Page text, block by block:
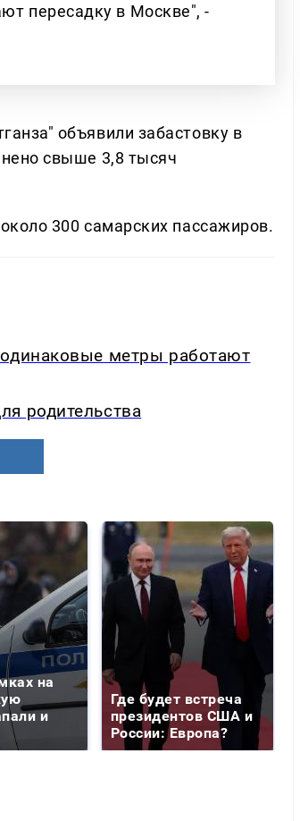
пересадку в Москве", -
объявили забастовку в
свыше 3,8 тысяч
300 самарских пассажиров.
метры работают
родительства
на
и
Где будет встреча
президентов США и
России: Европа?